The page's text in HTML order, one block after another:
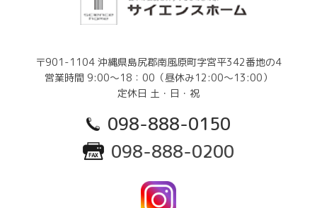
〒901-1104 沖縄県島尻郡南風原町字宮平342番地の4
営業時間 9:00～18：00（昼休み12:00～13:00）
定休日 土・日・祝
098-888-0150
098-888-0200